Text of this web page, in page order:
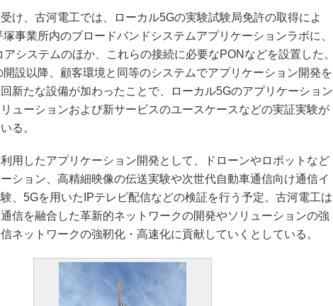
け、古河電工では、ローカル5Gの実験試験局免許の取得によ
事業所内のブロードバンドシステムアプリケーションラボに、
アシステムのほか、これらの接続に必要なPONなどを設置した。
開設以降、顧客環境と同等のシステムでアプリケーション開発を
新たな設備が加わったことで、ローカル5Gのアプリケーション
ューションおよび新サービスのユースケースなどの実証実験が
る。
用したアプリケーション開発として、ドローンやロボットなど
ション、高精細映像の伝送実験や次世代自動車通信向け通信イ
、5Gを用いたIPテレビ配信などの検証を行う予定。古河電工は
信を融合した革新的ネットワークの開発やソリューションの強
ネットワークの強靭化・高速化に貢献していくとしている。